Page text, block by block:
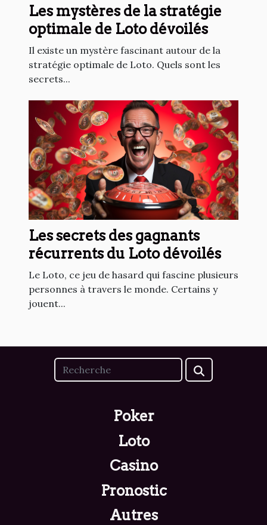
Les mystères de la stratégie
optimale de Loto dévoilés
Il existe un mystère fascinant autour de la
stratégie optimale de Loto. Quels sont les
secrets...
Les secrets des gagnants
récurrents du Loto dévoilés
Le Loto, ce jeu de hasard qui fascine plusieurs
personnes à travers le monde. Certains y
jouent...
Poker
Loto
Casino
Pronostic
Autres